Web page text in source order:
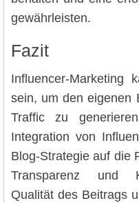
gewährleisten.
Fazit
Influencer-Marketing
sein, um den eigenen
Traffic zu
Integration von
Blog-Strategie auf die
Transparenz und
Qualität des Beitrags